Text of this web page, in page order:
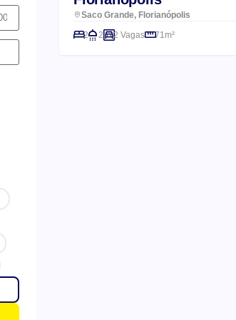
Saco Grande, Florianópolis
2
2 2 Vagas 71m²